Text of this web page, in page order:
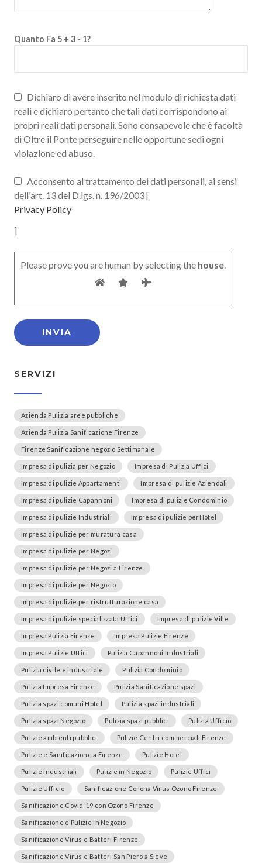
Quanto Fa 5 + 3 - 1?
Dichiaro di avere inserito nel modulo di richiesta dati
reali e dichiaro pertanto che tali dati corrispondono ai
propri reali dati personali. Sono consapevole che è facoltà
di Oltre il Ponte perseguire nelle opportune sedi ogni
violazione ed abuso.
Acconsento al trattamento dei dati personali, ai sensi
dell'art. 13 del D.lgs. n. 196/2003 [
Privacy Policy
]
Please prove you are human by selecting the house.
SERVIZI
Azienda Pulizia aree pubbliche
Azienda Pulizia Sanificazione Firenze
Firenze Sanificazione negozio Settimanale
Impresa di pulizia per Negozio Impresa di Pulizia Uffici
Impresa di pulizie Appartamenti Impresa di pulizie Aziendali
Impresa di pulizie Capannoni Impresa di pulizie Condominio
Impresa di pulizie Industriali Impresa di pulizie perHotel
Impresa di pulizie per muratura casa
Impresa di pulizie per Negozi
Impresa di pulizie per Negozi a Firenze
Impresa di pulizie per Negozio
Impresa di pulizie per ristrutturazione casa
Impresa di pulizie specializzata Uffici Impresa di pulizie Ville
Impresa Pulizia Firenze Impresa Pulizie Firenze
Impresa Pulizie Uffici Pulizia Capannoni Industriali
Pulizia civile e industriale Pulizia Condominio
Pulizia Impresa Firenze Pulizia Sanificazione spazi
Pulizia spazi comuni Hotel Pulizia spazi industriali
Pulizia spazi Negozio Pulizia spazi pubblici Pulizia Ufficio
Pulizie ambienti pubblici Pulizie Centri commerciali Firenze
Pulizie e Sanificazione a Firenze Pulizie Hotel
Pulizie Industriali Pulizie in Negozio Pulizie Uffici
Pulizie Ufficio Sanificazione Corona Virus Ozono Firenze
Sanificazione Covid-19 con Ozono Firenze
Sanificazione e Pulizie in Negozio
Sanificazione Virus e Batteri Firenze
Sanificazione Virus e Batteri San Piero a Sieve